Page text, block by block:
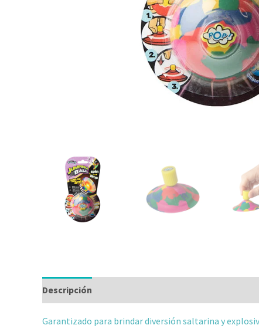
Descripción
Garantizado para brindar diversión saltarina y